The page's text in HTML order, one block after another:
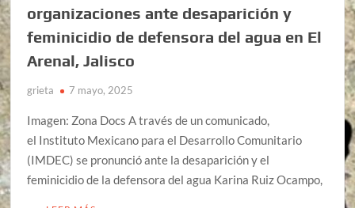
organizaciones ante desaparición y
feminicidio de defensora del agua en El
Arenal, Jalisco
grieta 7 mayo, 2025
Imagen: Zona Docs A través de un comunicado,
el Instituto Mexicano para el Desarrollo Comunitario
(IMDEC) se pronunció ante la desaparición y el
feminicidio de la defensora del agua Karina Ruiz Ocampo,